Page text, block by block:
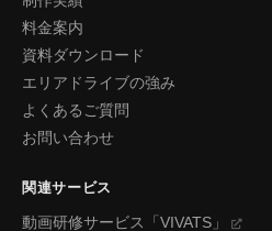
料金案内
資料ダウンロード
エリアドライブの強み
よくあるご質問
お問い合わせ
関連サービス
動画研修サービス「VIVATS」